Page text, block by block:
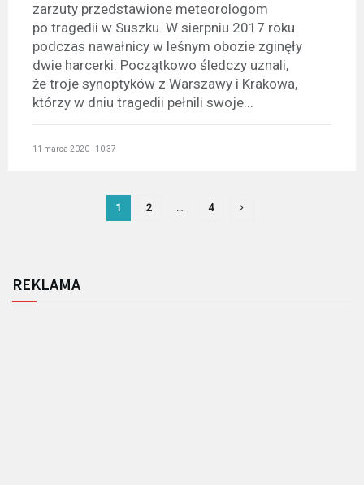
zarzuty przedstawione meteorologom
po tragedii w Suszku. W sierpniu 2017 roku
podczas nawałnicy w leśnym obozie zginęły
dwie harcerki. Początkowo śledczy uznali,
że troje synoptyków z Warszawy i Krakowa,
którzy w dniu tragedii pełnili swoje...
11 marca 2020 - 10:37
1 2 4
REKLAMA